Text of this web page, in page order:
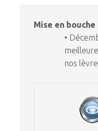
Mise en bouche
•
nos